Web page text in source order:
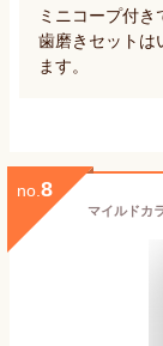
ミニコープ付
歯磨きセットは
ます。
no. 8